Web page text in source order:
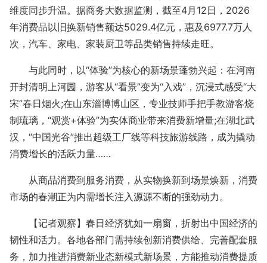
维度同步升温。据商务大数据监测，截至4月12日，2026
年消费品以旧换新销售额达5029.4亿元，惠及6977.7万人
次，汽车、家电、家装厨卫等品类销售持续走旺。
与此同时，以“体验”为核心的新场景蓬勃兴起：在河南
开封清明上河园，游客从“看景”变为“入戏”，沉浸式感受“大
宋”春日烟火;在山东淄博博山区，专业技师手把手教游客烧
制琉璃，“观赏+体验”为实体商业带来消费新增量;在湖北武
汉，“中国光谷”推出超级工厂线等科技旅游线路，成为撬动
消费增长的活跃力量……
从商品消费到服务消费，从实物换新到场景焕新，消费
市场的春潮正为内需增长注入源源不断的强劲动力。
【记者观察】春日经济犹如一扇窗，折射出中国经济的
韧性和活力。各地各部门需持续创新消费供给、完善配套服
务，加力推进消费新业态新模式新场景，方能推动消费提质